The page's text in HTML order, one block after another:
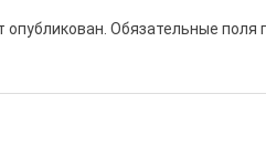
опубликован. Обязательные поля